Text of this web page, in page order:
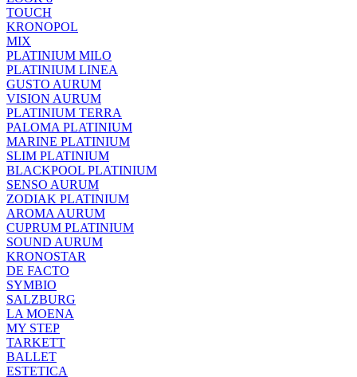
TOUCH
KRONOPOL
MIX
PLATINIUM MILO
PLATINIUM LINEA
GUSTO AURUM
VISION AURUM
PLATINIUM TERRA
PALOMA PLATINIUM
MARINE PLATINIUM
SLIM PLATINIUM
BLACKPOOL PLATINIUM
SENSO AURUM
ZODIAK PLATINIUM
AROMA AURUM
CUPRUM PLATINIUM
SOUND AURUM
KRONOSTAR
DE FACTO
SYMBIO
SALZBURG
LA MOENA
MY STEP
TARKETT
BALLET
ESTETICA